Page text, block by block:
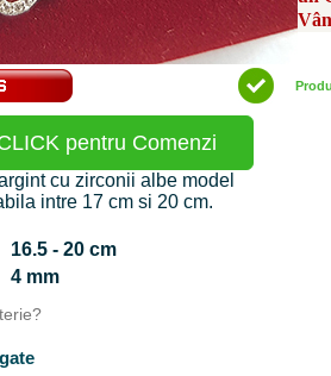
pentru Comenzi
cu zirconii albe model
intre 17 cm si 20 cm.
16.5 - 20 cm
4 mm